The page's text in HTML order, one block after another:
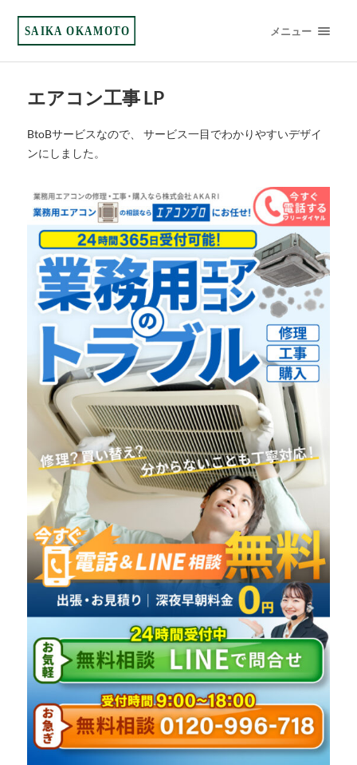
SAIKA OKAMOTO メニュー
エアコン工事 LP
BtoBサービスなので、 サービス一目でわかりやすいデザイ
ンにしました。